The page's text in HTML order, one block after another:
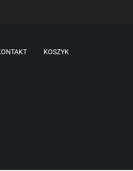
KOSZYK